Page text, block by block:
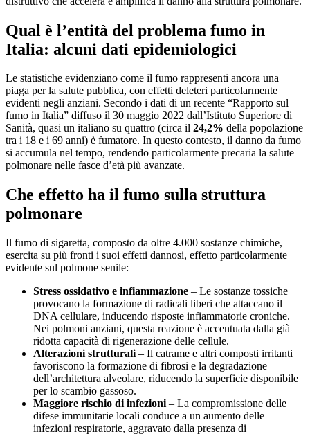
Qual è l’entità del problema fumo in
Italia: alcuni dati epidemiologici
Le statistiche evidenziano come il fumo rappresenti ancora una
piaga per la salute pubblica, con effetti deleteri particolarmente
evidenti negli anziani. Secondo i dati di un recente “Rapporto sul
fumo in Italia” diffuso il 30 maggio 2022 dall’Istituto Superiore di
Sanità, quasi un italiano su quattro (circa il 24,2% della popolazione
tra i 18 e i 69 anni) è fumatore. In questo contesto, il danno da fumo
si accumula nel tempo, rendendo particolarmente precaria la salute
polmonare nelle fasce d’età più avanzate.
Che effetto ha il fumo sulla struttura
polmonare
Il fumo di sigaretta, composto da oltre 4.000 sostanze chimiche,
esercita su più fronti i suoi effetti dannosi, effetto particolarmente
evidente sul polmone senile:
Stress ossidativo e infiammazione – Le sostanze tossiche
provocano la formazione di radicali liberi che attaccano il
DNA cellulare, inducendo risposte infiammatorie croniche.
Nei polmoni anziani, questa reazione è accentuata dalla già
ridotta capacità di rigenerazione delle cellule.
Alterazioni strutturali – Il catrame e altri composti irritanti
favoriscono la formazione di fibrosi e la degradazione
dell’architettura alveolare, riducendo la superficie disponibile
per lo scambio gassoso.
Maggiore rischio di infezioni – La compromissione delle
difese immunitarie locali conduce a un aumento delle
infezioni respiratorie, aggravato dalla presenza di